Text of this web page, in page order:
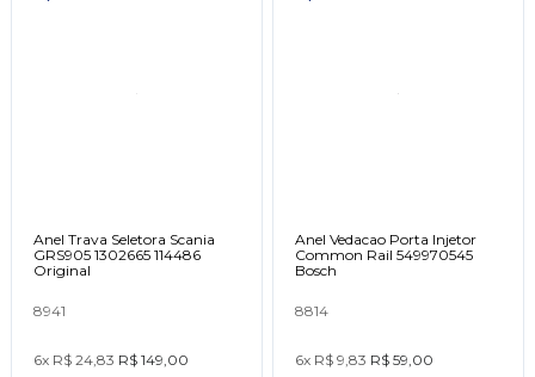
Anel Trava Seletora Scania
GRS905 1302665 114486
Original
8941
6x R$ 24,83 R$ 149,00
Anel Vedacao Porta Injetor
Common Rail 549970545
Bosch
8814
6x R$ 9,83 R$ 59,00